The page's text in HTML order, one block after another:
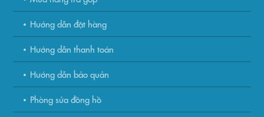
Hướng dẫn đặt hàng
Hướng dẫn thanh toán
Hướng dẫn bảo quản
Phòng sửa đồng hồ